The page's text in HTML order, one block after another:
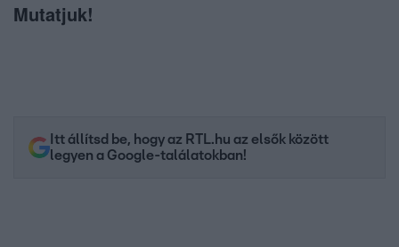
Mutatjuk!
Itt állítsd be, hogy az RTL.hu az elsők között
legyen a Google-találatokban!